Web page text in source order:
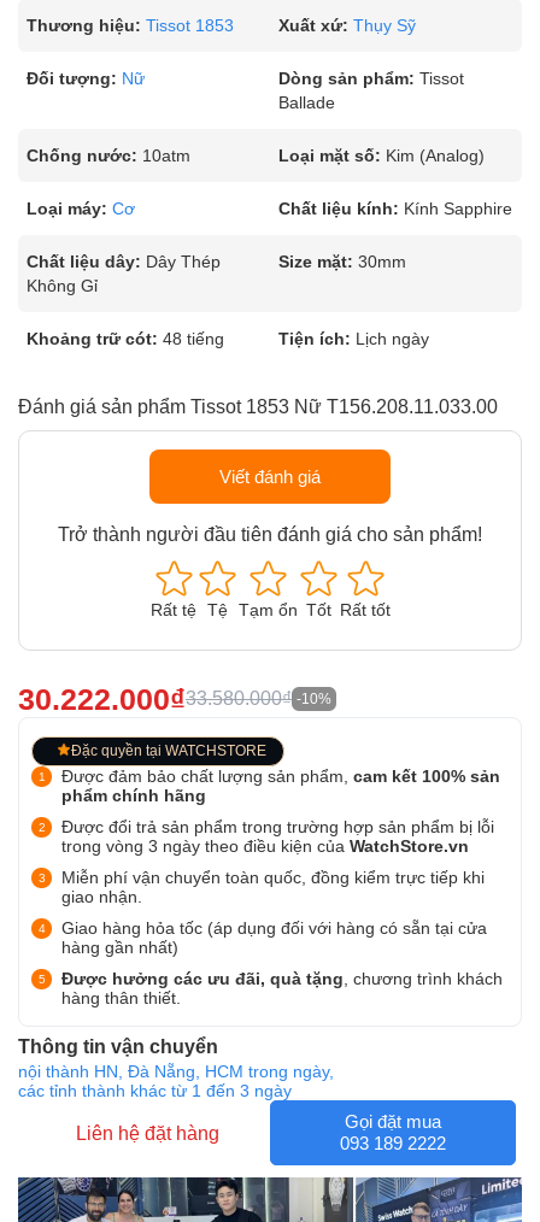
Thương hiệu: Tissot 1853 Xuất xứ: Thụy Sỹ
Đối tượng: Nữ Dòng sản phẩm: Tissot
Ballade
Chống nước: 10atm Loại mặt số: Kim (Analog)
Loại máy: Cơ Chất liệu kính: Kính Sapphire
Chất liệu dây: Dây Thép
Không Gỉ
Size mặt: 30mm
Khoảng trữ cót: 48 tiếng Tiện ích: Lịch ngày
Đánh giá sản phẩm Tissot 1853 Nữ T156.208.11.033.00
Viết đánh giá
Trở thành người đầu tiên đánh giá cho sản phẩm!
Rất tệ Tệ Tạm ổn Tốt Rất tốt
30.222.000₫33.580.000₫ -10%
Đặc quyền tại WATCHSTORE
Được đảm bảo chất lượng sản phẩm, cam kết 100% sản
phẩm chính hãng
Được đổi trả sản phẩm trong trường hợp sản phẩm bị lỗi
trong vòng 3 ngày theo điều kiện của WatchStore.vn
Miễn phí vận chuyển toàn quốc, đồng kiểm trực tiếp khi
giao nhận.
Giao hàng hỏa tốc (áp dụng đối với hàng có sẵn tại cửa
hàng gần nhất)
Được hưởng các ưu đãi, quà tặng , chương trình khách
hàng thân thiết.
Thông tin vận chuyển
nội thành HN, Đà Nẵng, HCM trong ngày,
các tỉnh thành khác từ 1 đến 3 ngày
Liên hệ đặt hàng
Gọi đặt mua
093 189 2222